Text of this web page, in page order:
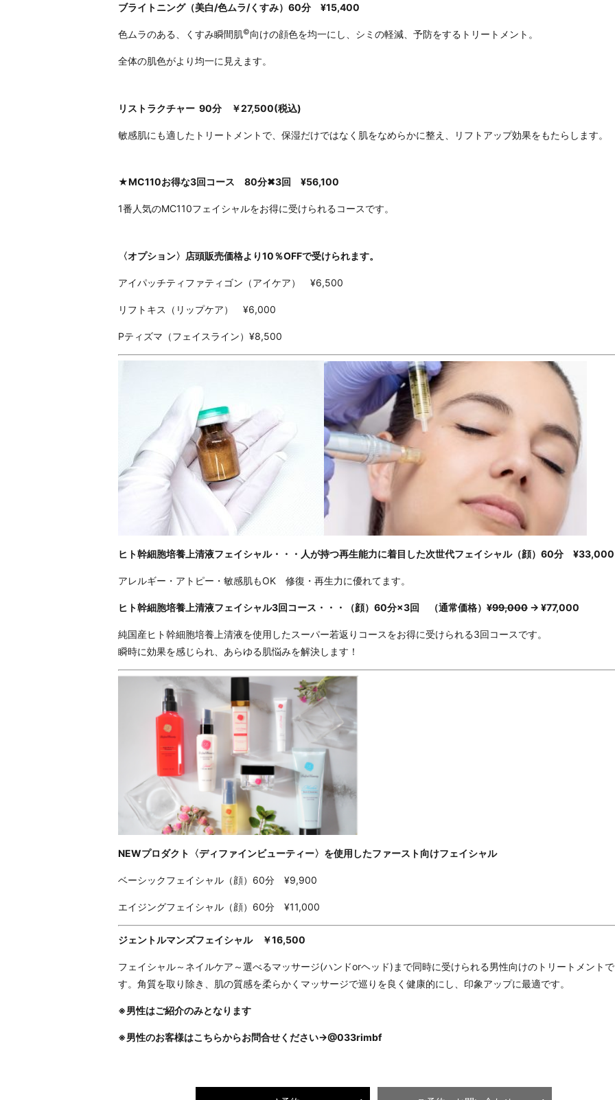
ブライトニング（美白/色ムラ/くすみ）60分 ¥15,400
色ムラのある、くすみ瞬間肌©向けの顔色を均一にし、シミの軽減、予防をするトリートメント。
全体の肌色がより均一に見えます。
リストラクチャー 90分 ￥27,500(税込)
敏感肌にも適したトリートメントで、保湿だけではなく肌をなめらかに整え、リフトアップ効果をもたらします。
★MC110お得な3回コース 80分✖3回 ¥56,100
1番人気のMC110フェイシャルをお得に受けられるコースです。
〈オプション〉店頭販売価格より10％OFFで受けられます。
アイパッチティファティゴン（アイケア） ¥6,500
リフトキス（リップケア） ¥6,000
Pティズマ（フェイスライン）¥8,500
ヒト幹細胞培養上清液フェイシャル・・・人が持つ再生能力に着目した次世代フェイシャル（顔）60分 ¥33,000
アレルギー・アトピー・敏感肌もOK 修復・再生力に優れてます。
ヒト幹細胞培養上清液フェイシャル3回コース・・・（顔）60分×3回 （通常価格） ¥99,000 → ¥77,000
純国産ヒト幹細胞培養上清液を使用したスーパー若返りコースをお得に受けられる3回コースです。
瞬時に効果を感じられ、あらゆる肌悩みを解決します！
NEWプロダクト〈ディファインビューティー〉を使用したファースト向けフェイシャル
ベーシックフェイシャル（顔）60分 ¥9,900
エイジングフェイシャル（顔）60分 ¥11,000
ジェントルマンズフェイシャル ￥16,500
フェイシャル～ネイルケア～選べるマッサージ(ハンドorヘッド)まで同時に受けられる男性向けのトリートメントで
す。角質を取り除き、肌の質感を柔らかくマッサージで巡りを良く健康的にし、印象アップに最適です。
※男性はご紹介のみとなります
※男性のお客様はこちらからお問合せください→@033rimbf